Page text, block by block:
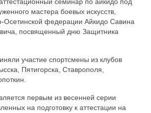
мастера боевых искусств,
Осетинской федерации Айкидо Савина
посвященный дню Защитника
участие спортсмены из клубов
Пятигорска, Ставрополя,
первым из весенней серии
на подготовку к аттестации на